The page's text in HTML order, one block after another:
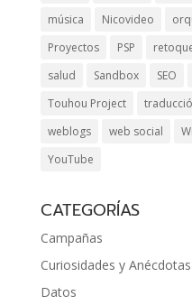
música
Nicovideo
Proyectos
PSP
salud
Sandbox SEO
Touhou Project
weblogs
web social
YouTube
CATEGORÍAS
Campañas
Curiosidades y Anécdotas
Datos